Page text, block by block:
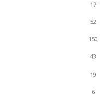
17
52
150
43
19
6